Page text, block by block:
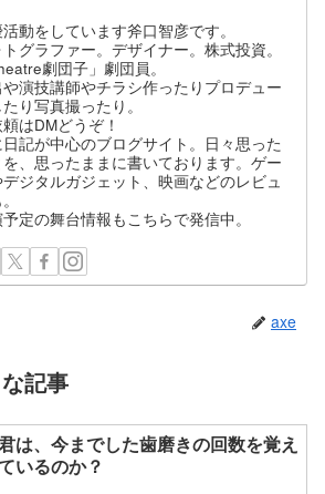
動をしています斧口智彦です。
グラファー。デザイナー。株式投資。
劇団子」劇団員。
演技講師やチラシ作ったりプロデュー
り写真撮ったり。
はDMどうぞ！
日記が中心のブログサイト。日々思った
を、思ったままに書いております。ゲー
デジタルガジェット、映画などのレビュ
定の舞台情報もこちらで発信中。
axe
記事
は、今までした歯磨きの回数を覚え
いるのか？